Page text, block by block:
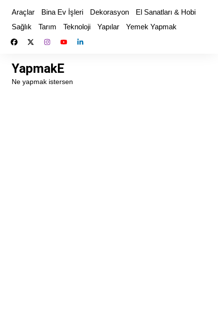
content
Araçlar Bina Ev İşleri Dekorasyon
El Sanatları & Hobi
Sağlık
Tarım Teknoloji Yapılar Yemek Yapmak
YapmakE
Ne yapmak istersen